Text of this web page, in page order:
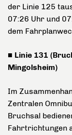
der Linie 125
07:26 Uhr und
dem
■ Linie 131
Mingolsheim)
Im
Zentralen
Bruchsal
Fahrtrichtungen